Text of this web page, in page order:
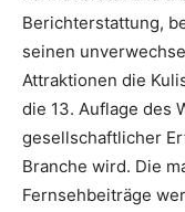
Berichterstattung,
seinen
Attraktionen die
die 13. Auflage des
gesellschaftlicher
Branche wird. Die
Fernsehbeiträge